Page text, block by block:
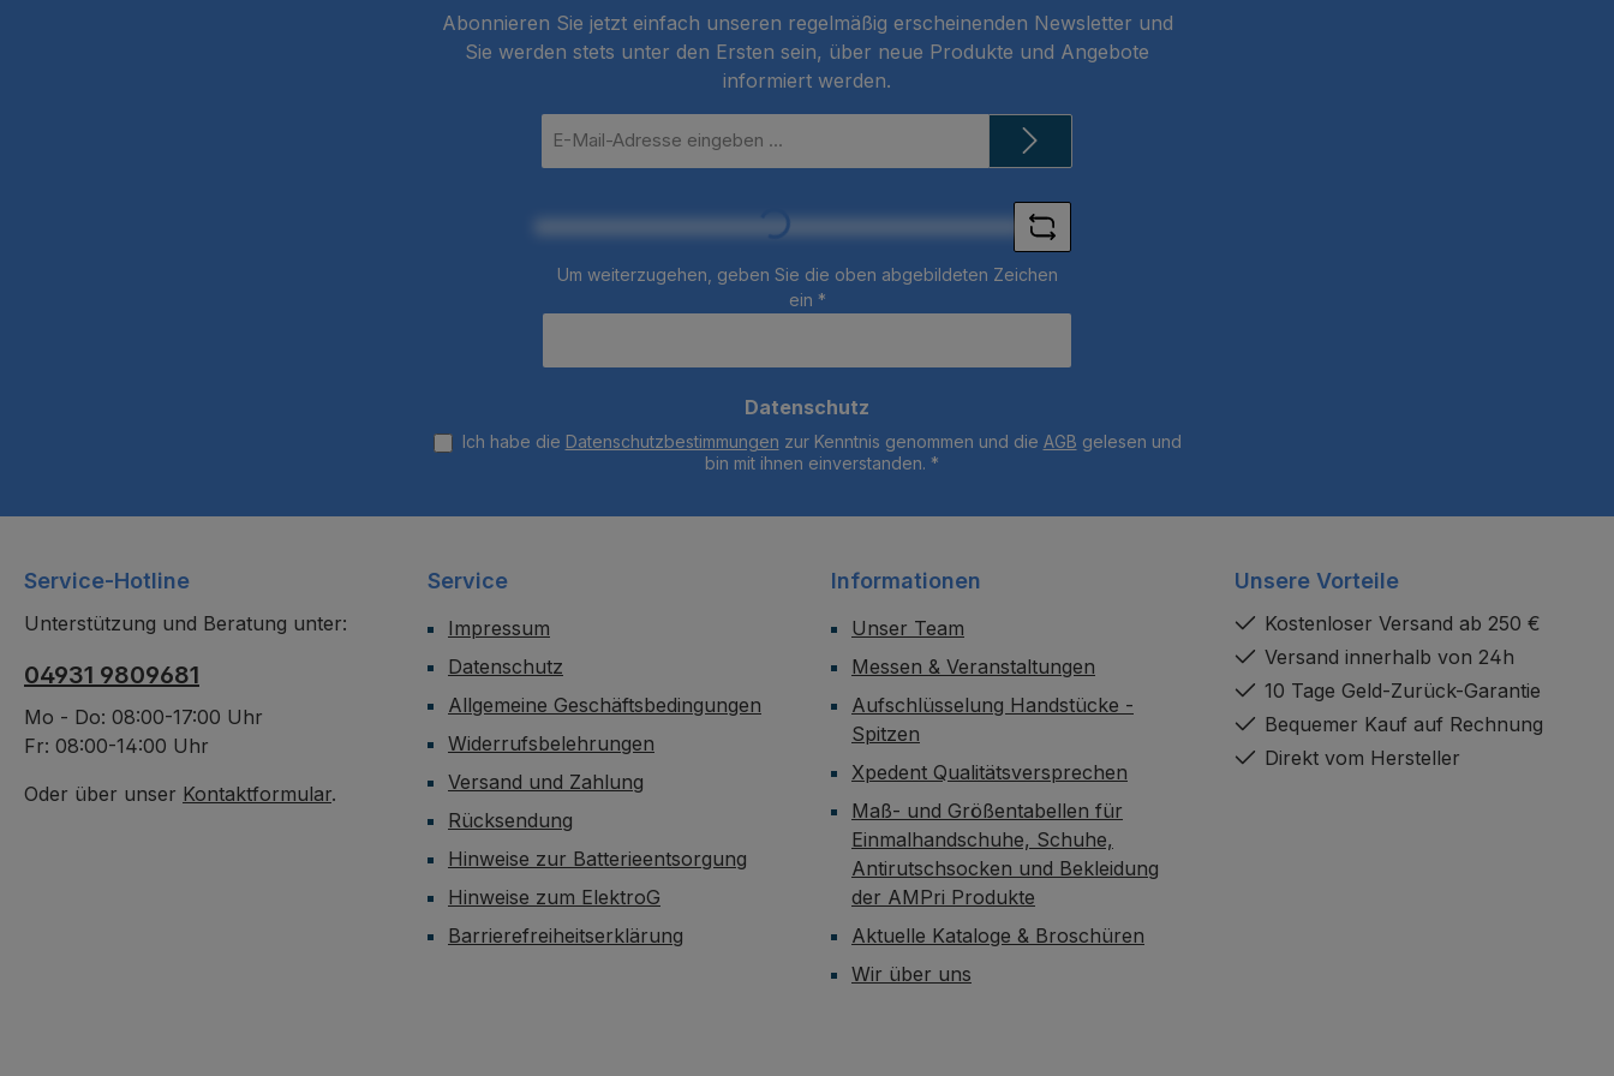
Abonnieren Sie jetzt einfach unseren regelmäßig erscheinenden Newsletter und
Sie werden stets unter den Ersten sein, über neue Produkte und Angebote
informiert werden.
Mail-
Loading...
Um weiterzugehen, geben Sie die oben abgebildeten Zeichen
ein *
Datenschutz
Ich habe die Datenschutzbestimmungen zur Kenntnis genommen und die AGB gelesen und
bin mit ihnen einverstanden. *
Service-Hotline
Unterstützung und Beratung unter:
04931 9809681
Mo - Do: 08:00-17:00 Uhr
Fr: 08:00-14:00 Uhr
Oder über unser Kontaktformular.
Service
Impressum
Datenschutz
Allgemeine Geschäftsbedingungen
Widerrufsbelehrungen
Versand und Zahlung
Rücksendung
Hinweise zur Batterieentsorgung
Hinweise zum ElektroG
Barrierefreiheitserklärung
Informationen
Unser Team
Messen & Veranstaltungen
Aufschlüsselung Handstücke -
Spitzen
Xpedent Qualitätsversprechen
Maß- und Größentabellen für
Einmalhandschuhe, Schuhe,
Antirutschsocken und Bekleidung
der AMPri Produkte
Aktuelle Kataloge & Broschüren
Wir über uns
Unsere Vorteile
Kostenloser Versand ab 250 €
Versand innerhalb von 24h
10 Tage Geld-Zurück-Garantie
Bequemer Kauf auf Rechnung
Direkt vom Hersteller